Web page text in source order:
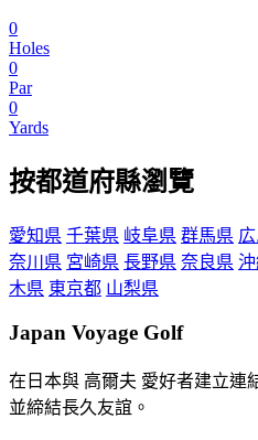
0
Holes
0
Par
0
Yards
按都道府縣瀏覽
愛知県 千葉県 岐阜県 群馬県
奈川県 宮崎県 長野県 奈良県
木県 東京都 山梨県
Japan Voyage Golf
在日本與 高爾夫 愛好者建立連
並締結長久友誼。